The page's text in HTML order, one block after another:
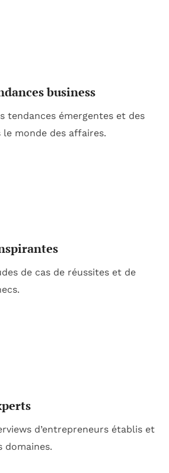
business
tendances émergentes et des
monde des affaires.
de cas de réussites et de
d’entrepreneurs établis et
domaines.